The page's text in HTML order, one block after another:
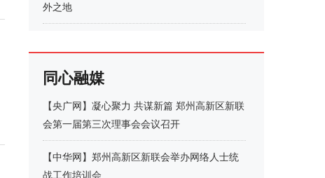
外之地
同心融媒
【央广网】凝心聚力 共谋新篇 郑州高新区新联
会第一届第三次理事会会议召开
【中华网】郑州高新区新联会举办网络人士统
战工作培训会